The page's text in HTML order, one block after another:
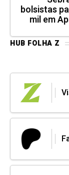
bolsistas
mil em
HUB FOLHA Z